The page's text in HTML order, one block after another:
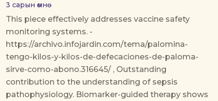
3 сарын өмнө
This piece effectively addresses vaccine safety
monitoring systems. -
https://archivo.infojardin.com/tema/palomina-
tengo-kilos-y-kilos-de-defecaciones-de-paloma-
sirve-como-abono.316645/ , Outstanding
contribution to the understanding of sepsis
pathophysiology. Biomarker-guided therapy shows